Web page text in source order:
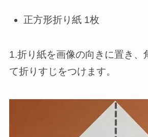
正方形折り紙 1枚
1.折り紙を画像の向きに置き、
て折りすじをつけます。